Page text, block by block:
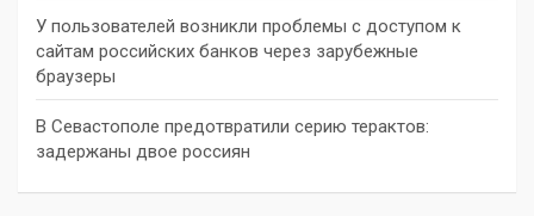
У пользователей возникли проблемы с доступом к
сайтам российских банков через зарубежные
браузеры
В Севастополе предотвратили серию терактов:
задержаны двое россиян